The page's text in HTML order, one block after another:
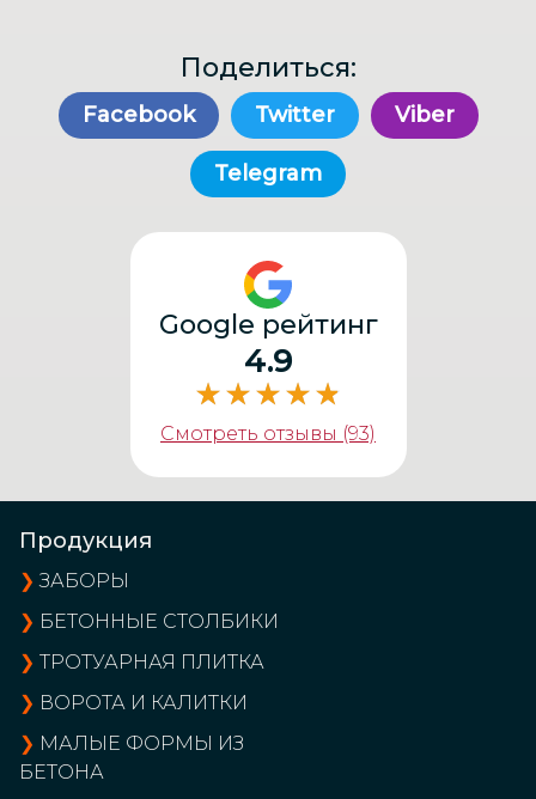
Поделиться:
Facebook Twitter Viber
Telegram
Google рейтинг
4.9
Смотреть отзывы (93)
Продукция
❯ ЗАБОРЫ
❯ БЕТОННЫЕ СТОЛБИКИ
❯ ТРОТУАРНАЯ ПЛИТКА
❯ ВОРОТА И КАЛИТКИ
❯ МАЛЫЕ ФОРМЫ ИЗ
БЕТОНА